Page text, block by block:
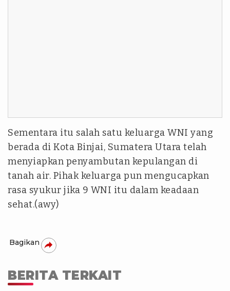
Sementara itu salah satu keluarga WNI yang
berada di Kota Binjai, Sumatera Utara telah
menyiapkan penyambutan kepulangan di
tanah air. Pihak keluarga pun mengucapkan
rasa syukur jika 9 WNI itu dalam keadaan
sehat.(awy)
Bagikan
BERITA TERKAIT